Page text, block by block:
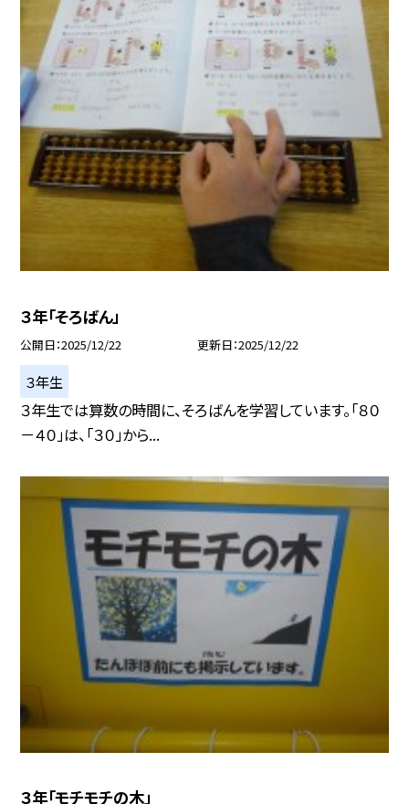
３年「そろばん」
公開日 2025/12/22 更新日 2025/12/22
３年生
３年生では算数の時間に、そろばんを学習しています。「８０
－４０」は、「３０」から...
３年「モチモチの木」